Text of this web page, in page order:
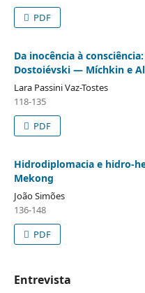
PDF
Da inocência à
Dostoiévski — Míchkin e
Lara Passini Vaz-Tostes
118-135
PDF
Hidrodiplomacia e hidro-
Mekong
João Simões
136-148
PDF
Entrevista